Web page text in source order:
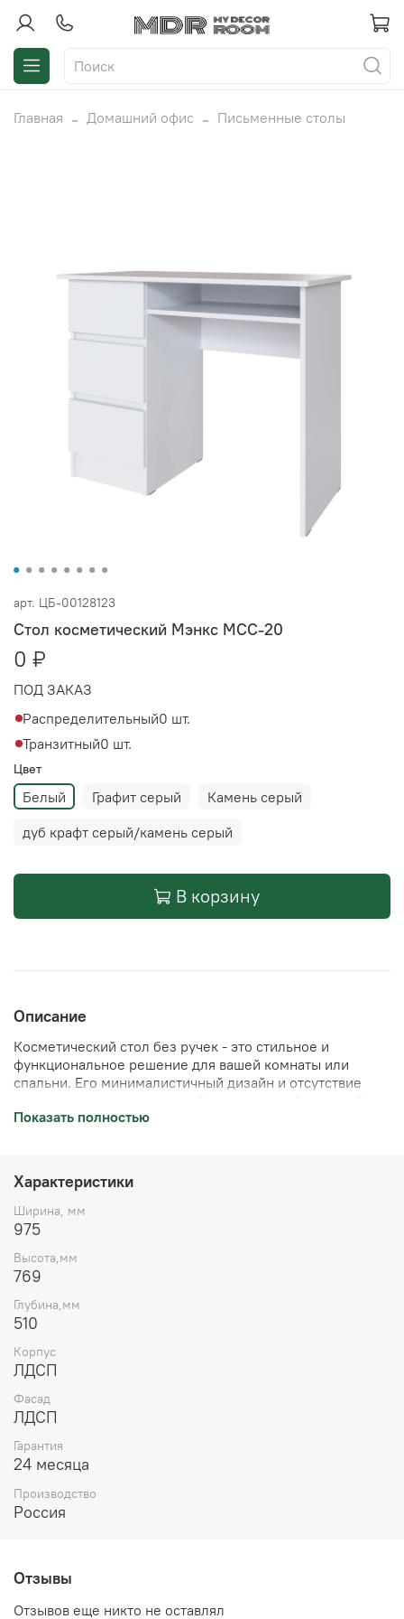
Главная Домашний офис Письменные столы
арт. ЦБ-00128123
Стол косметический Мэнкс МСС-20
0 ₽
ПОД ЗАКАЗ
Распределительный0 шт.
Транзитный0 шт.
Цвет
Белый Графит серый
Камень серый
дуб крафт серый/камень серый
В корзину
Описание
Косметический стол без ручек - это стильное и
функциональное решение для вашей комнаты или
спальни. Его минималистичный дизайн и отсутствие
вид.
или других предметов. Без ручек, его фронтальная
панель выглядит более эстетично и позволяет легко
открывать и закрывать ящики.
Косметический стол без ручек обладает современным
и изысканным стилем, который подойдет для
утонченность.
Показать полностью
Характеристики
Ширина, мм
975
Высота,мм
769
Глубина,мм
510
Корпус
ЛДСП
Фасад
ЛДСП
Гарантия
24 месяца
Производство
Россия
Отзывы
Отзывов еще никто не оставлял